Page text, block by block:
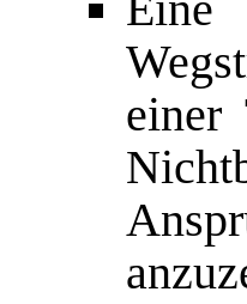
einer